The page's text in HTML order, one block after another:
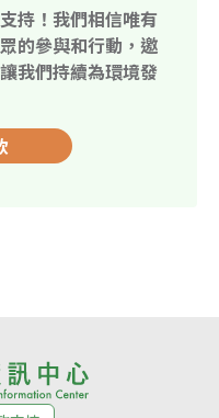
持！我們相信唯有
的參與和行動，邀
我們持續為環境發